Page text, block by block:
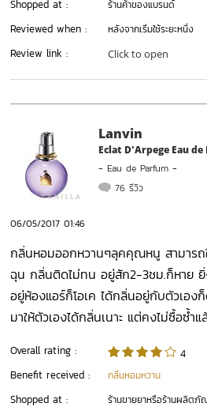
Shopped at : ร้านค้าของแบรนด์
Reviewed when : หลังจากเริ่มใช้ระยะหนึ่ง
Review link : Click to open
Lanvin
Eclat D'Arpege Eau
-Eau de Parfum -
76 รีวิว
06/05/2017 01:46
กลิ่นหอมออกหวานๆลุคคุณหนู​ สามารถ
ฉุน​ กลิ่นติดไม่ทน​ อยู่สัก2-3ชม.ก็หาย​ ยิ่
อยู่ห้องแอร์ก็โอเค​ ได้กลิ่นอยู่กับตัวเอง
มาให้ตัวเองได้กลิ่นเนาะ​ แต่คงไม่ซื้อซ้
Overall rating :
4
Benefit received :
กลิ่นหอมหวาน
Shopped at : ร้านขายยาหรือร้านผลิตภั